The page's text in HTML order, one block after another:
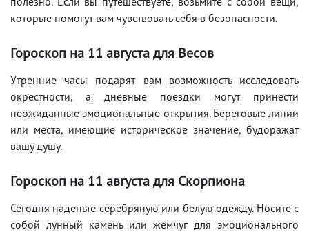
которые помогут вам чувствовать себя в безопасности.
Гороскоп на 11 августадля Весов
Утренние часы подарят вам возможность исследовать
окрестности, а дневные поездки могут принести
неожиданные эмоциональные открытия. Береговые линии
или места, имеющие историческое значение, будоражат
вашу душу.
Гороскоп на 11 августадля Скорпиона
Сегодня наденьте серебряную или белую одежду. Носите с
собой лунный камень или жемчуг для эмоционального